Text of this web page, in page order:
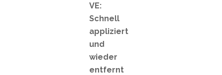
VE:
Schnell
appliziert
und
wieder
entfernt